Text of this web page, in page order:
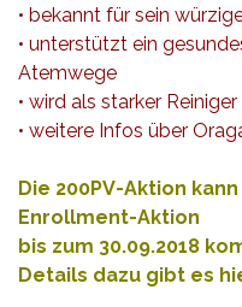
• bekannt für sein
• unterstützt ein
Atemwege
• wird als starker Reiniger
• weitere Infos über
Die 200PV-Aktion
Enrollment-Aktion
bis zum 30.09.2018
Details dazu gibt es